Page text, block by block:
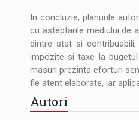
In concluzie, planurile
cu asteptarile mediului de
dintre stat si
impozite si taxe la
masuri prezinta eforturi
fie atent elaborate, iar
Autori